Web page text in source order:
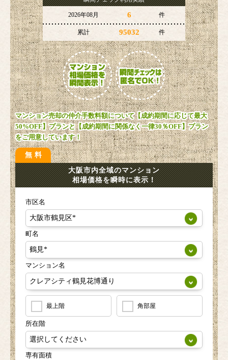
2026年08月 6 件
累計 95032 件
マンション売却の仲介手数料額について【成約期間に応じて最大
50%OFF】プランと【成約期間に関係なく一律30％OFF】プラン
をご用意しています！
無料
大阪市内全域のマンション
相場価格を瞬時に表示！
市区名
町名
マンション名
最上階 角部屋
所在階
専有面積